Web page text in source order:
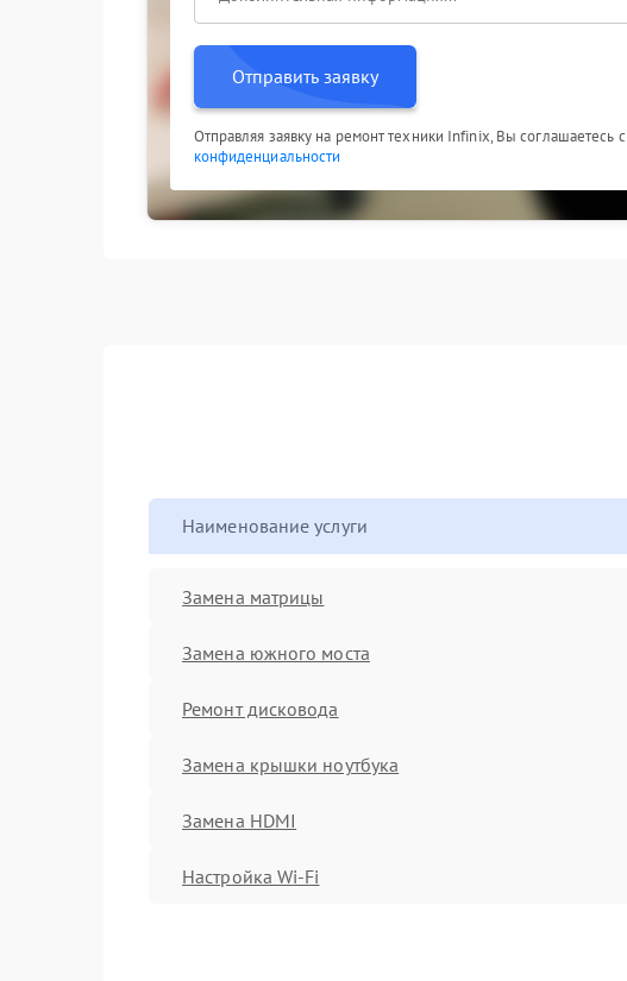
Отправить заявку
Отправляя заявку на ремонт техники Infinix, Вы соглашаетесь с
конфиденциальности
Наименование услуги
Замена матрицы
Замена южного моста
Ремонт дисковода
Замена крышки ноутбука
Замена HDMI
Настройка Wi-Fi